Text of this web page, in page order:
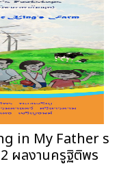
in My Father s
ผลงานครูฐิติพร